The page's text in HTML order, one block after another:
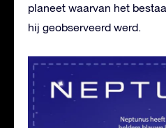
planeet waarvan het
hij geobserveerd werd.